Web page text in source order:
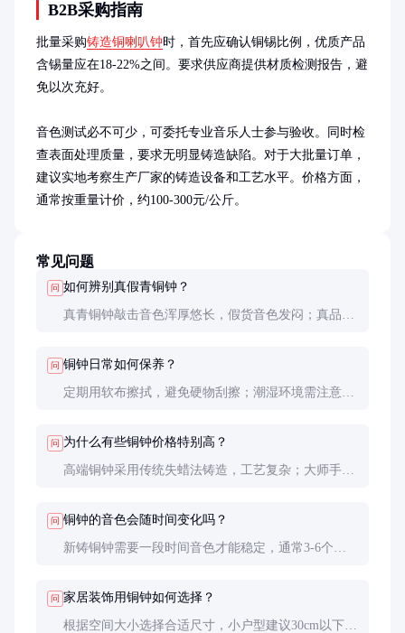
B2B采购指南
批量采购铸造铜喇叭钟时，首先应确认铜锡比例，优质产品
含锡量应在18-22%之间。要求供应商提供材质检测报告，避
免以次充好。
音色测试必不可少，可委托专业音乐人士参与验收。同时检
查表面处理质量，要求无明显铸造缺陷。对于大批量订单，
建议实地考察生产厂家的铸造设备和工艺水平。价格方面，
通常按重量计价，约100-300元/公斤。
常见问题
问 如何辨别真假青铜钟？
真青铜钟敲击音色浑厚悠长，假货音色发闷；真品表
问 铜钟日常如何保养？
定期用软布擦拭，避免硬物刮擦；潮湿环境需注意防
问 为什么有些铜钟价格特别高？
高端铜钟采用传统失蜡法铸造，工艺复杂；大师手工
问 铜钟的音色会随时间变化吗？
新铸铜钟需要一段时间音色才能稳定，通常3-6个月
问 家居装饰用铜钟如何选择？
根据空间大小选择合适尺寸，小户型建议30cm以下；